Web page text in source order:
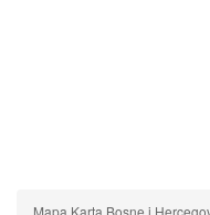
Mapa Karta Bosne i